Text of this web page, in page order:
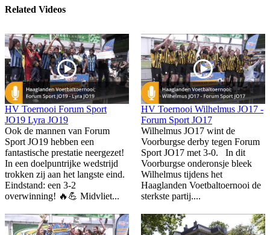
Related Videos
HV Toernooi Forum Sport
JO19 Lyra JO19
Ook de mannen van Forum
Sport JO19 hebben een
fantastische prestatie neergezet!
In een doelpuntrijke wedstrijd
trokken zij aan het langste eind.
Eindstand: een 3-2
overwinning! 🔥💪 Midvliet...
HV Toernooi Wilhelmus JO17 -
Forum Sport JO17
Wilhelmus JO17 wint de
Voorburgse derby tegen Forum
Sport JO17 met 3-0. In dit
Voorburgse onderonsje bleek
Wilhelmus tijdens het
Haaglanden Voetbaltoernooi de
sterkste partij....